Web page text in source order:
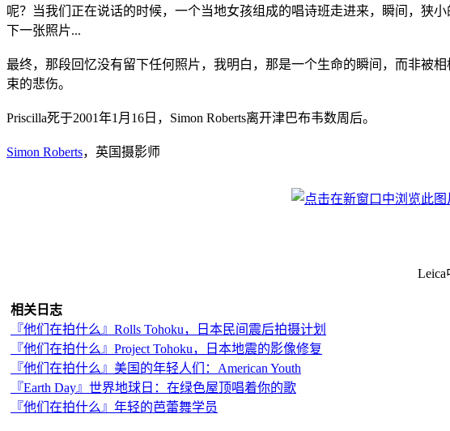
呢？当我们正在说话的时候，一个当地女孩组成的唱诗班走进来，瞬间，狭
下一张照片...
最终，那段回忆没有留下任何照片，我明白，那是一个生命的瞬间，而非被
束的悲伤。
Priscilla死于2001年1月16日，Simon Roberts离开津巴布韦数周后。
Simon Roberts，英国摄影师
相关日志
『他们在拍什么』Rolls Tohoku，日本民间震后拍摄计划
『他们在拍什么』Project Tohoku，日本地震的影像修复
『他们在拍什么』美国的年轻人们：American Youth
『Earth Day』世界地球日：在绿色屋顶唱着你的歌
『他们在拍什么』年轻的芭蕾舞学员